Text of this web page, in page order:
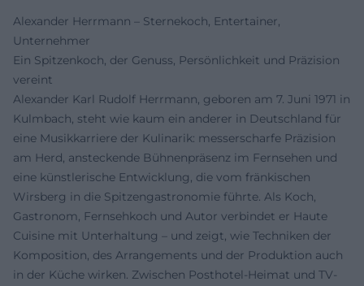
Alexander Herrmann – Sternekoch, Entertainer,
Unternehmer
Ein Spitzenkoch, der Genuss, Persönlichkeit und Präzision
vereint
Alexander Karl Rudolf Herrmann, geboren am 7. Juni 1971 in
Kulmbach, steht wie kaum ein anderer in Deutschland für
eine Musikkarriere der Kulinarik: messerscharfe Präzision
am Herd, ansteckende Bühnenpräsenz im Fernsehen und
eine künstlerische Entwicklung, die vom fränkischen
Wirsberg in die Spitzengastronomie führte. Als Koch,
Gastronom, Fernsehkoch und Autor verbindet er Haute
Cuisine mit Unterhaltung – und zeigt, wie Techniken der
Komposition, des Arrangements und der Produktion auch
in der Küche wirken. Zwischen Posthotel-Heimat und TV-